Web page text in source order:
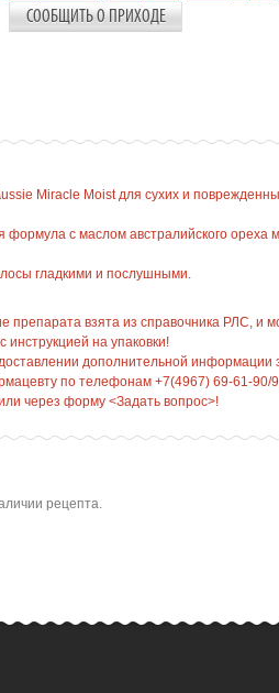
СООБЩИТЬ О ПРИХОДЕ
Miracle Moist для сухих и
формула с маслом австралийского ореха
гладкими и послушными.
препарата взята из справочника РЛС, и
инструкцией на упаковки!
дополнительной информации
по телефонам +7(4967) 69-61-90/
через форму <Задать вопрос>!
рецепта.